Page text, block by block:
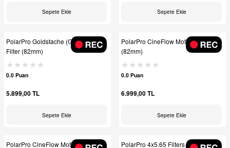
Sepete Ekle Sepete Ekle
PolarPro Goldstache (Gold Mist)
Filter (82mm)
0.0 Puan
5.899,00 TL
Sepete Ekle
PolarPro CineFlow Motion Filter
(82mm)
0.0 Puan
6.999,00 TL
Sepete Ekle
PolarPro CineFlow Motion Filter
PolarPro 4x5.65 Filters - Creators